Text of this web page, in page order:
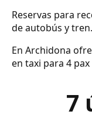
Reservas para
de autobús y tren.
En Archidona
en taxi para 4 pax
7